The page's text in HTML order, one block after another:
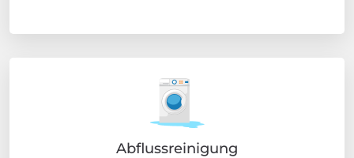
Abflussreinigung